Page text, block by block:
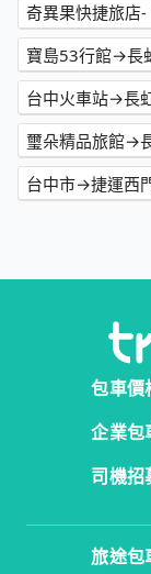
奇異果快捷旅店
寶島53行館→長
台中火車站→長
璽朵精品旅館→
台中市→捷運西
包車價
企業包
司機招
旅途包